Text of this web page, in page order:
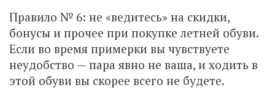
Правило № 6: не «ведитесь» на скидки,
бонусы и прочее при покупке летней обуви.
Если во время примерки вы чувствуете
неудобство — пара явно не ваша, и ходить в
этой обуви вы скорее всего не будете.